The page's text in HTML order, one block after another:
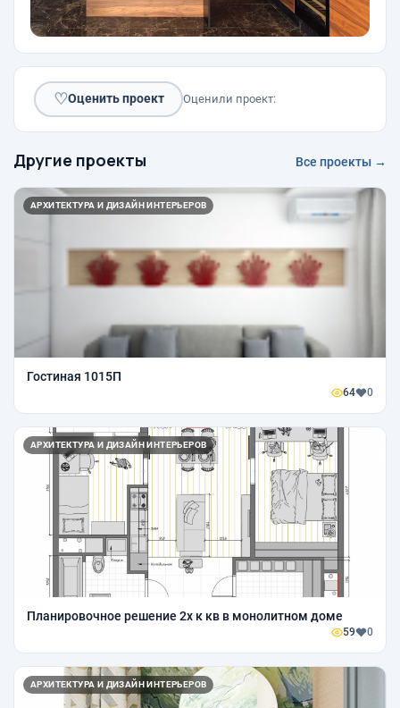
♡Оценить проект Оценили проект:
Другие проекты Все проекты →
АРХИТЕКТУРА И ДИЗАЙН ИНТЕРЬЕРОВ
Гостиная 1015П
64 0
АРХИТЕКТУРА И ДИЗАЙН ИНТЕРЬЕРОВ
Планировочное решение 2х к кв в монолитном доме
59 0
АРХИТЕКТУРА И ДИЗАЙН ИНТЕРЬЕРОВ